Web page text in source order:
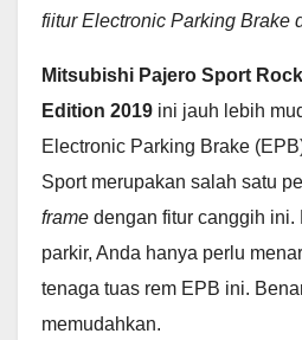
fiitur Electronic Parking Brake
Mitsubishi Pajero Sport
Edition 2019 ini jauh lebih
Electronic Parking Brake
Sport merupakan salah satu
frame dengan fitur canggih ini.
parkir, Anda hanya perlu
tenaga tuas rem EPB ini.
memudahkan.